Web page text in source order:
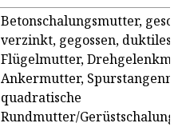
Betonschalungsmutter,
verzinkt, gegossen, duktiles
Flügelmutter,
Ankermutter,
quadratische
Rundmutter/